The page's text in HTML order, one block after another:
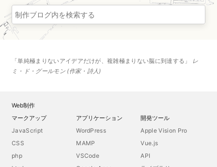
単純極まりないアイデアだけが、複雑極まりない脳に到達する
レ
ミ・ド・グールモン 作家・詩人
Web制作
マークアップ
JavaScript
CSS
php
アプリケーション
WordPress
MAMP
VSCode
開発ツール
Apple Vision Pro
Vue.js
API